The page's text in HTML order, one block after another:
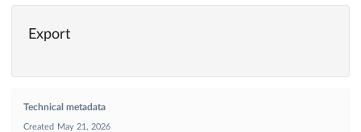
Export
Technical metadata
Created
May 21, 2026